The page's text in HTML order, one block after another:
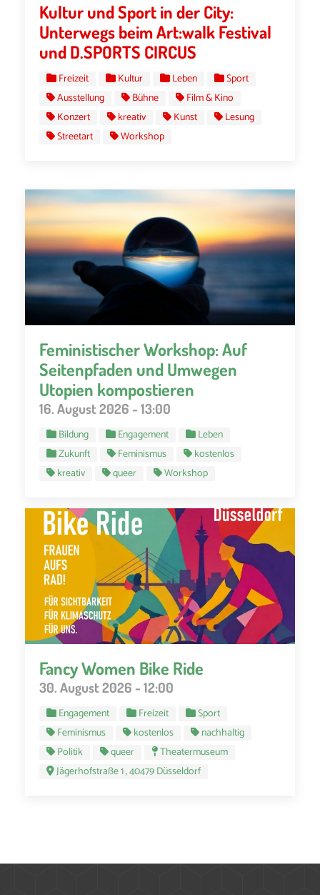
Kultur und Sport in der City:
Unterwegs beim Art:walk Festival
und D.SPORTS CIRCUS
Freizeit Kultur Leben
Sport
Ausstellung
Bühne
Film & Kino
Konzert
kreativ Kunst
Lesung
Streetart
Workshop
Feministischer Workshop: Auf
Seitenpfaden und Umwegen
Utopien kompostieren
16. August 2026 - 13:00
Bildung Engagement
Leben
Zukunft
Feminismus
kostenlos
kreativ
queer Workshop
Fancy Women Bike Ride
30. August 2026 - 12:00
Engagement Freizeit
Sport
Feminismus
kostenlos
nachhaltig
Politik
queer
Theatermuseum
Jägerhofstraße 1 , 40479 Düsseldorf